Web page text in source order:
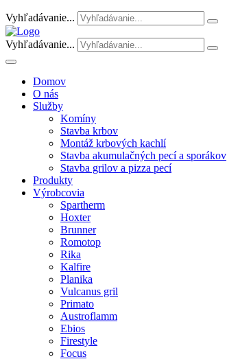
Vyhľadávanie...
Vyhľadávanie...
Domov
O nás
Služby
Komíny
Stavba krbov
Montáž krbových kachlí
Stavba akumulačných pecí a sporákov
Stavba grilov a pizza pecí
Produkty
Výrobcovia
Spartherm
Hoxter
Brunner
Romotop
Rika
Kalfire
Planika
Vulcanus gril
Primato
Austroflamm
Ebios
Firestyle
Focus